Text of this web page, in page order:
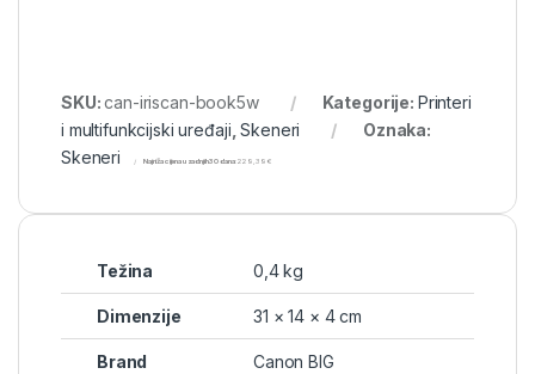
SKU:can-iriscan-book5w Kategorije: Printeri
i multifunkcijski uređaji ,Skeneri
Oznaka:
Skeneri
Najniža cijena u zadnjih 30 dana:229,39€
Težina 0,4 kg
Dimenzije 31 × 14 × 4 cm
Brand Canon BIG